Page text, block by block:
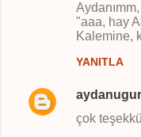
"aaa, hay
Kalemine,
YANITLA
aydanugur
çok